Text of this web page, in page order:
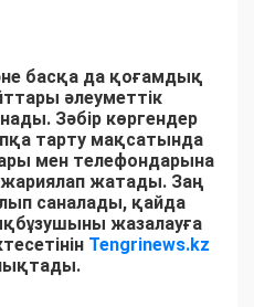
басқа да қоғамдық
әлеуметтік
Зәбір көргендер
тарту мақсатында
мен телефондарына
жариялап жатады. Заң
саналады, қайда
жазалауға
Tengrinews.kz